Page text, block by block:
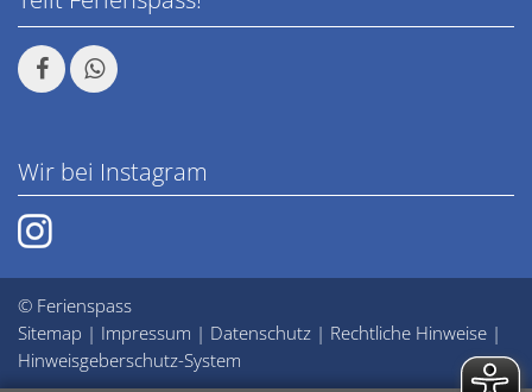
Wir bei Instagram
© Ferienspass
Sitemap | Impressum | Datenschutz | Rechtliche Hinweise |
Hinweisgeberschutz-System